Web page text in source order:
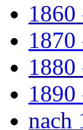
1860
1870
1880
1890
nach